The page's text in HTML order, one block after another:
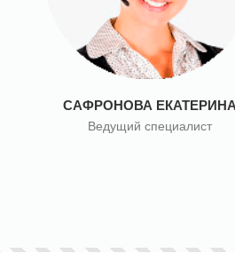
САФРОНОВА
Ведущий специалист